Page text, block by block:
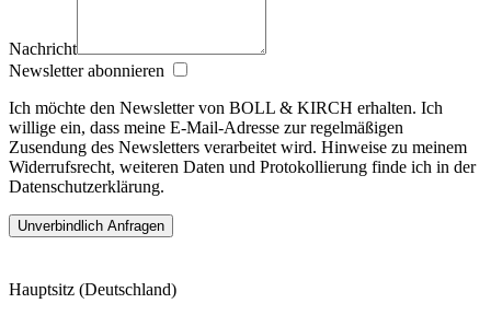
Nachricht
Newsletter abonnieren
Ich möchte den Newsletter von BOLL & KIRCH erhalten. Ich
willige ein, dass meine E‑Mail‑Adresse zur regelmäßigen
Zusendung des Newsletters verarbeitet wird. Hinweise zu meinem
Widerrufsrecht, weiteren Daten und Protokollierung finde ich in der
Datenschutzerklärung.
Hauptsitz (Deutschland)